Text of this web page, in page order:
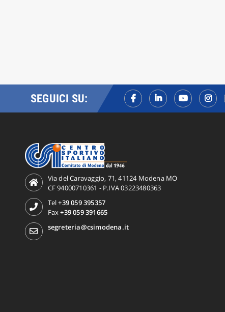
SEGUICI SU:
Via del Caravaggio, 71, 41124 Modena MO
CF 94000710361 - P.IVA 03223480363
Tel+39 059 395357
Fax+39 059 391665
segreteria@csimodena.it